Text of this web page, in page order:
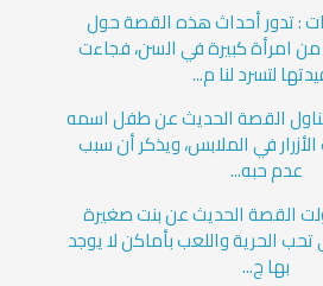
: تدور أحداث هذه القصة حول
امرأة كبيرة في السن، فجاءت
لتسرد لنا م...
تتناول القصة الحديث عن طفل اسمه
في الملابس، ويذكر أن سبب
عدم حبه...
القصة الحديث عن بنت صغيرة
الحرية واللعب بأماكن لا يوجد
بها ج...